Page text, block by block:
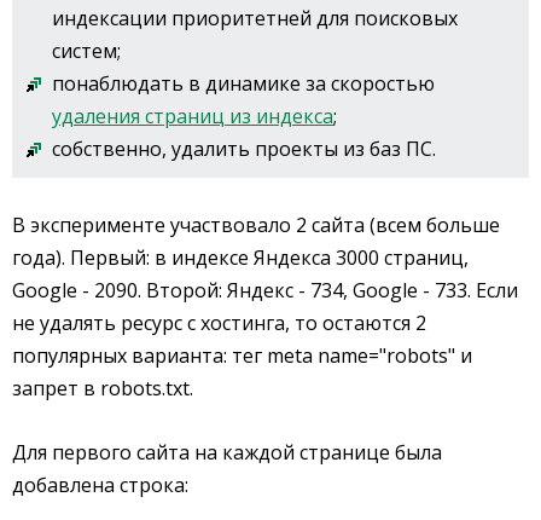
индексации приоритетней для поисковых
систем;
понаблюдать в динамике за скоростью
удаления страниц из индекса;
собственно, удалить проекты из баз ПС.
В эксперименте участвовало 2 сайта (всем больше
года). Первый: в индексе Яндекса 3000 страниц,
Google - 2090. Второй: Яндекс - 734, Google - 733. Если
не удалять ресурс с хостинга, то остаются 2
популярных варианта: тег meta name="robots" и
запрет в robots.txt.
Для первого сайта на каждой странице была
добавлена строка: